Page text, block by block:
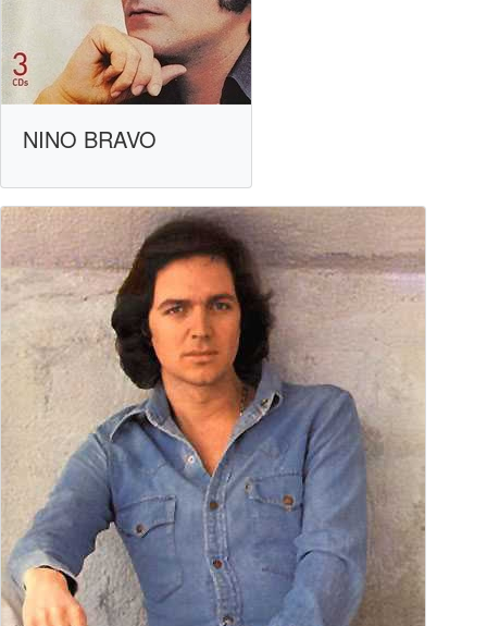
NINO BRAVO